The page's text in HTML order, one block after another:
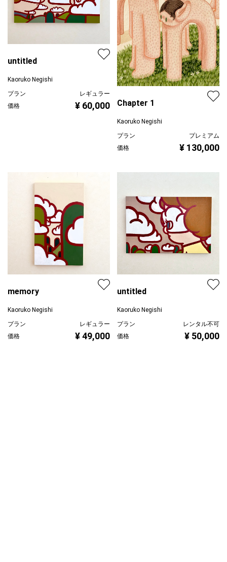
untitled
Kaoruko Negishi
プラン
レギュラー
価格
¥ 60,000 Chapter 1
Kaoruko Negishi
プラン
プレミアム
価格
¥ 130,000
memory
Kaoruko Negishi
プラン
レギュラー
価格
¥ 49,000
untitled
Kaoruko Negishi
プラン
レンタル不可
価格
¥ 50,000